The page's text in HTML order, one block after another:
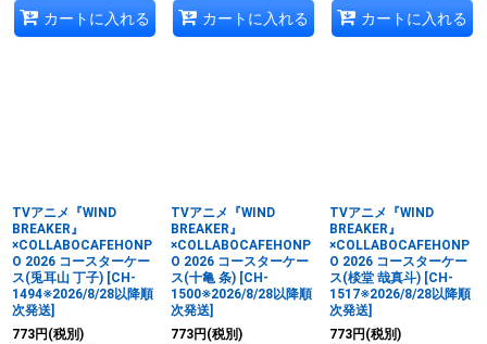
カートに入れる カートに入れる カートに入れる
TVアニメ『WIND
BREAKER』
×COLLABOCAFEHONP
O 2026 コースターケー
ス(兎耳山 丁子) [CH-
1494※2026/8/28以降順
次発送]
773円 (税別)
TVアニメ『WIND
BREAKER』
×COLLABOCAFEHONP
O 2026 コースターケー
ス(十亀 条) [CH-
1500※2026/8/28以降順
次発送]
773円 (税別)
TVアニメ『WIND
BREAKER』
×COLLABOCAFEHONP
O 2026 コースターケー
ス(棪堂 哉真斗) [CH-
1517※2026/8/28以降順
次発送]
773円 (税別)